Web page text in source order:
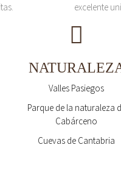
excelente
Valles Pasiegos
Parque de la naturaleza
Cabárceno
Cuevas de Cantabria